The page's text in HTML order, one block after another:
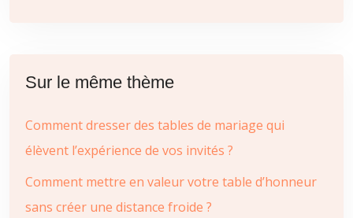
Sur le même thème
Comment dresser des tables de mariage qui
élèvent l’expérience de vos invités ?
Comment mettre en valeur votre table d’honneur
sans créer une distance froide ?